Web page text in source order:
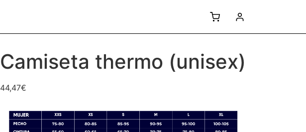
Camiseta thermo (unisex)
44,47€